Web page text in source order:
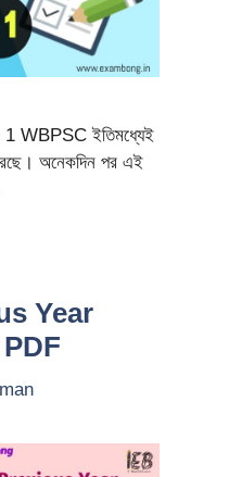
WBPSC ইতিমধ্যেই
অনেকদিন পর এই
Year